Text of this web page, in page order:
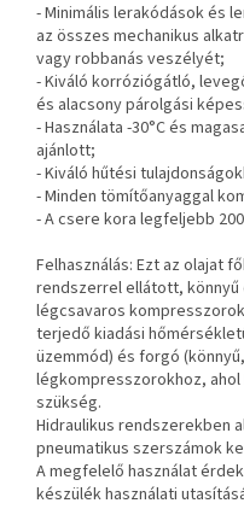
- Minimális lerakódások és
az összes mechanikus
vagy robbanás veszélyét;
- Kiváló korróziógátló,
és alacsony párolgási
- Használata -30°C és
ajánlott;
- Kiváló hűtési
- Minden tömítőanyaggal
- A csere kora legfeljebb
Felhasználás: Ezt az olajat
rendszerrel ellátott,
légcsavaros
terjedő kiadási
üzemmód) és forgó
légkompresszorokhoz, ahol
szükség.
Hidraulikus rendszerekben
pneumatikus szerszámok
A megfelelő használat
készülék használati